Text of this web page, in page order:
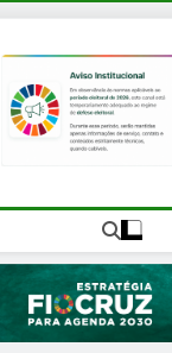
EFA
2030